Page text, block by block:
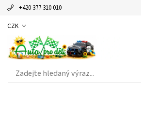
+420 377 310 010
CZK